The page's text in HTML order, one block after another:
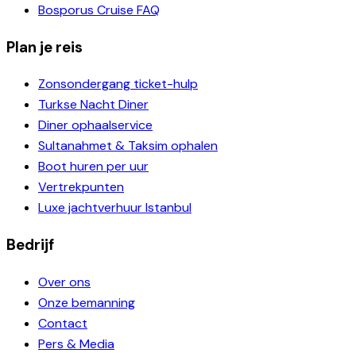
Bosporus Cruise FAQ
Plan je reis
Zonsondergang ticket-hulp
Turkse Nacht Diner
Diner ophaalservice
Sultanahmet & Taksim ophalen
Boot huren per uur
Vertrekpunten
Luxe jachtverhuur Istanbul
Bedrijf
Over ons
Onze bemanning
Contact
Pers & Media